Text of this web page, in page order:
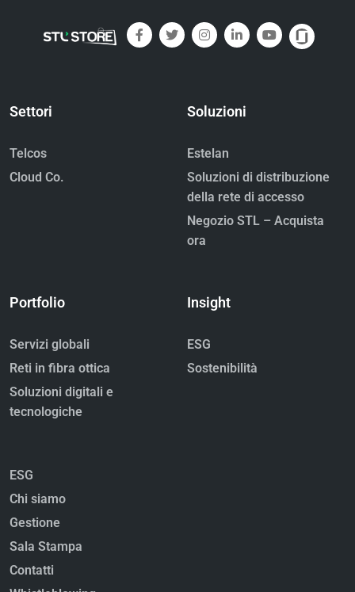
Settori
Telcos
Cloud Co.
Soluzioni
Estelan
Soluzioni di distribuzione
della rete di accesso
Negozio STL – Acquista
ora
Portfolio
Servizi globali
Reti in fibra ottica
Soluzioni digitali e
tecnologiche
Insight
ESG
Sostenibilità
ESG
Chi siamo
Gestione
Sala Stampa
Contatti